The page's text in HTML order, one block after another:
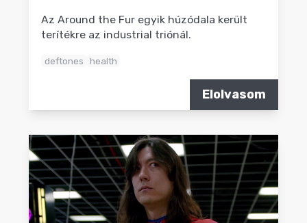
Az Around the Fur egyik húzódala került
terítékre az industrial triónál.
deftones health
Elolvasom